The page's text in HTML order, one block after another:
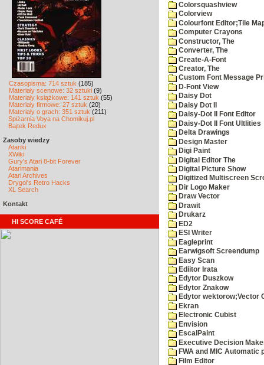
Czasopisma: 714 sztuk (185)
Materiały scenowe: 32 sztuki (9)
Materiały książkowe: 141 sztuk (55)
Materiały firmowe: 27 sztuk (20)
Materiały o grach: 351 sztuk (211)
Spiżarnia Voya na Chomikuj.pl
Bajtek Redux
Zasoby wiedzy
Atariki
XWiki
Gury's Atari 8-bit Forever
Atarimania
Atari Archives
Drygol's Retro Hacks
XL Search
Kontakt
HI SCORE CAFÉ
Colorsquashview
Colorview
Colourfont Editor;Tile
Computer Crayons
Constructor, The
Converter, The
Create-A-Font
Creator, The
Custom Font Message
D-Font View
Daisy Dot
Daisy Dot II
Daisy-Dot II Font Editor
Daisy-Dot II Font Ultlities
Delta Drawings
Design Master
Digi Paint
Digital Editor The
Digital Picture Show
Digitized Multiscreen
Dir Logo Maker
Draw Vector
Drawit
Drukarz
ED2
ESI Writer
Eagleprint
Earwigsoft Screendump
Easy Scan
Ediitor Irata
Edytor Duszkow
Edytor Znakow
Edytor wektorow;Vector
Ekran
Electronic Cubist
Envision
EscalPaint
Executive Decision
FWA and MIC
Film Editor